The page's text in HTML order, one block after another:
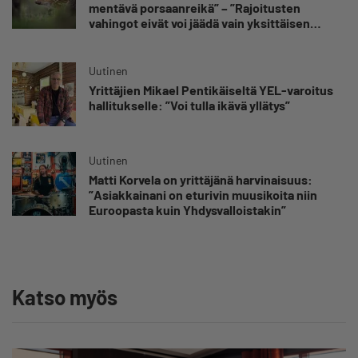
mentävä porsaanreikä” – ”Rajoitusten
vahingot eivät voi jäädä vain yksittäisen
Uutinen
Yrittäjien Mikael Pentikäiseltä YEL-varoitus
hallitukselle: ”Voi tulla ikävä yllätys”
Uutinen
Matti Korvela on yrittäjänä harvinaisuus:
”Asiakkainani on eturivin muusikoita niin
Euroopasta kuin Yhdysvalloistakin”
Katso myös